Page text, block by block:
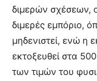
διμερών σχέσεων,
διμερές εμπόριο,
μηδενιστεί, ενώ η
εκτοξευθεί στα
των τιμών του